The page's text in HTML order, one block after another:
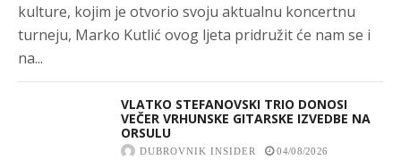
kulture, kojim je otvorio svoju aktualnu koncertnu
turneju, Marko Kutlić ovog ljeta pridružit će nam se i
na...
VLATKO STEFANOVSKI TRIO DONOSI
VEČER VRHUNSKE GITARSKE IZVEDBE NA
ORSULU
DUBROVNIK INSIDER 04/08/2026